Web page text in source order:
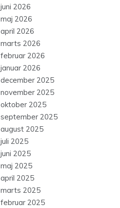
juni 2026
maj 2026
april 2026
marts 2026
februar 2026
januar 2026
december 2025
november 2025
oktober 2025
september 2025
august 2025
juli 2025
juni 2025
maj 2025
april 2025
marts 2025
februar 2025